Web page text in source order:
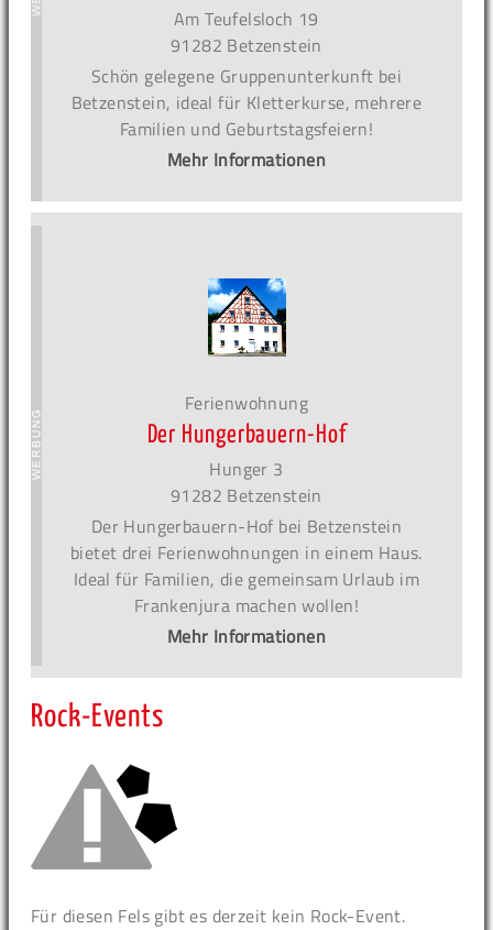
Am Teufelsloch 19
91282 Betzenstein
Schön gelegene Gruppenunterkunft bei
Betzenstein, ideal für Kletterkurse, mehrere
Familien und Geburtstagsfeiern!
Mehr Informationen
Ferienwohnung
Der Hungerbauern-Hof
Hunger 3
91282 Betzenstein
Der Hungerbauern-Hof bei Betzenstein
bietet drei Ferienwohnungen in einem Haus.
Ideal für Familien, die gemeinsam Urlaub im
Frankenjura machen wollen!
Mehr Informationen
Rock-Events
Für diesen Fels gibt es derzeit kein Rock-Event.